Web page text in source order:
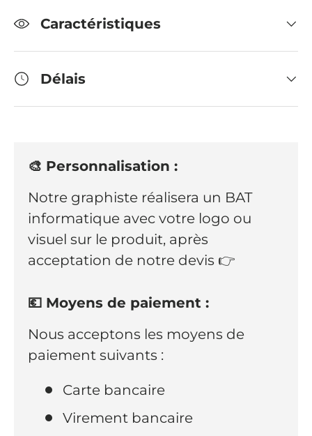
Caractéristiques
Délais
🎨 Personnalisation :
Notre graphiste réalisera un BAT
informatique avec votre logo ou
visuel sur le produit, après
acceptation de notre devis 👉
💶 Moyens de paiement :
Nous acceptons les moyens de
paiement suivants :
Carte bancaire
Virement bancaire